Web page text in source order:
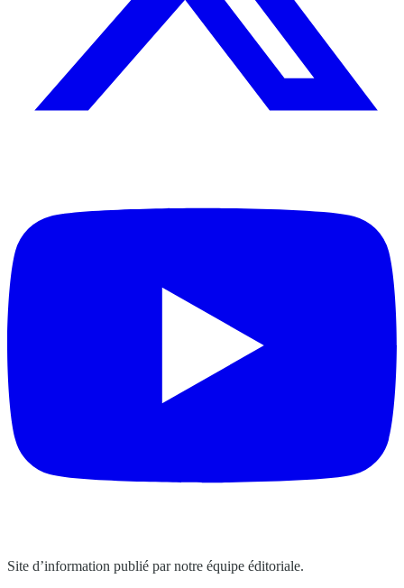
Site d’information publié par notre équipe éditoriale.